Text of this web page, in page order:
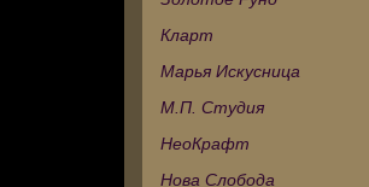
Кларт
Марья Искусница
М.П. Студия
НеоКрафт
Нова Слобода